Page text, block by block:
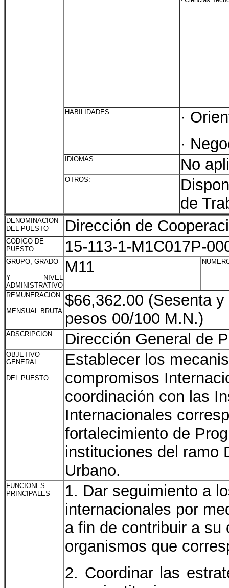
HABILIDADES:
·
·
IDIOMAS: No
OTROS:
de
DENOMINACION
DEL PUESTO
Dirección de
CODIGO DE
PUESTO
15-113-1-M1C017P-
GRUPO, GRADO
Y NIVEL
ADMINISTRATIVO
M11
REMUNERACION
MENSUAL BRUTA
$66,362.00 (Sesenta
pesos 00/100 M.N.)
ADSCRIPCION Dirección General de
OBJETIVO
GENERAL
DEL PUESTO:
Establecer los
compromisos
coordinación con las
Internacionales
fortalecimiento de
instituciones del ramo
Urbano.
FUNCIONES
PRINCIPALES
1. Dar seguimiento a
internacionales por
a fin de contribuir a
organismos que
2. Coordinar las